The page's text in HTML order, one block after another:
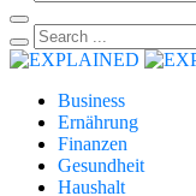
Business
Ernährung
Finanzen
Gesundheit
Haushalt